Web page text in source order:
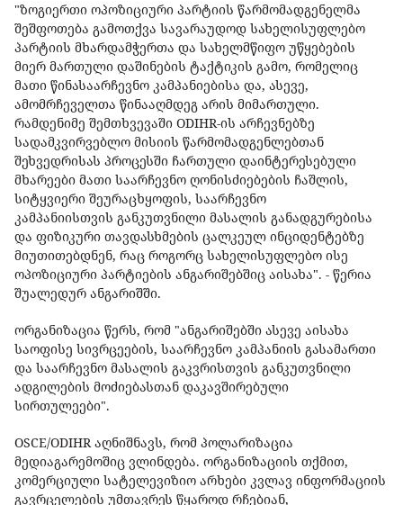
"ზოგიერთი ოპოზიციური პარტიის წარმომადგენელმა
შეშფოთება გამოთქვა სავარაუდოდ სახელისუფლებო
პარტიის მხარდამჭერთა და სახელმწიფო უწყებების
მიერ მართული დაშინების ტაქტიკის გამო, რომელიც
მათი წინასაარჩევნო კამპანიებისა და, ასევე,
ამომრჩეველთა წინააღმდეგ არის მიმართული.
რამდენიმე შემთხვევაში ODIHR-ის არჩევნებზე
სადამკვირვებლო მისიის წარმომადგენლებთან
შეხვედრისას პროცესში ჩართული დაინტერესებული
მხარეები მათი საარჩევნო ღონისძიებების ჩაშლის,
სიტყვიერი შეურაცხყოფის, საარჩევნო
კამპანიისთვის განკუთვნილი მასალის განადგურებისა
და ფიზიკური თავდასხმების ცალკეულ ინციდენტებზე
მიუთითებდნენ, რაც როგორც სახელისუფლებო ისე
ოპოზიციური პარტიების ანგარიშებშიც აისახა". - წერია
შუალედურ ანგარიშში.
ორგანიზაცია წერს, რომ "ანგარიშებში ასევე აისახა
საოფისე სივრცეების, საარჩევნო კამპანიის გასამართი
და საარჩევნო მასალის გაკვრისთვის განკუთვნილი
ადგილების მოძიებასთან დაკავშირებული
სირთულეები".
OSCE/ODIHR აღნიშნავს, რომ პოლარიზაცია
მედიაგარემოშიც ვლინდება. ორგანიზაციის თქმით,
კომერციული სატელევიზიო არხები კვლავ ინფორმაციის
გავრცელების უმთავრეს წყაროდ რჩებიან,